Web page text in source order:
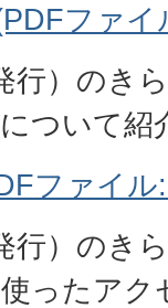
ファイ
行）のき
ついて紹
ファイル
行）のき
ったアク